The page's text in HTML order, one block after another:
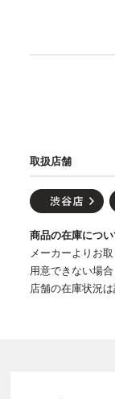
取扱店舗
商品の在庫につい
メーカーよりお
用意できない場合
店舗の在庫状況